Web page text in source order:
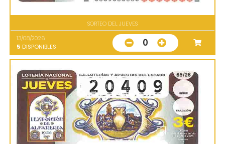
SORTEO DEL JUEVES
13/08/2026
5 DISPONIBLES 0